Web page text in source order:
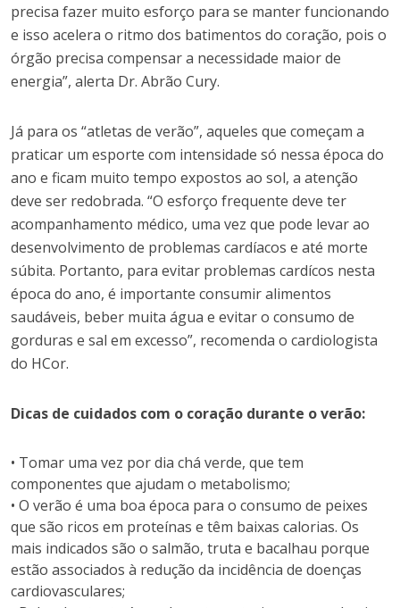
precisa fazer muito esforço para se manter funcionando
e isso acelera o ritmo dos batimentos do coração, pois o
órgão precisa compensar a necessidade maior de
energia”, alerta Dr. Abrão Cury.
Já para os “atletas de verão”, aqueles que começam a
praticar um esporte com intensidade só nessa época do
ano e ficam muito tempo expostos ao sol, a atenção
deve ser redobrada. “O esforço frequente deve ter
acompanhamento médico, uma vez que pode levar ao
desenvolvimento de problemas cardíacos e até morte
súbita. Portanto, para evitar problemas cardícos nesta
época do ano, é importante consumir alimentos
saudáveis, beber muita água e evitar o consumo de
gorduras e sal em excesso”, recomenda o cardiologista
do HCor.
Dicas de cuidados com o coração durante o verão:
• Tomar uma vez por dia chá verde, que tem
componentes que ajudam o metabolismo;
• O verão é uma boa época para o consumo de peixes
que são ricos em proteínas e têm baixas calorias. Os
mais indicados são o salmão, truta e bacalhau porque
estão associados à redução da incidência de doenças
cardiovasculares;